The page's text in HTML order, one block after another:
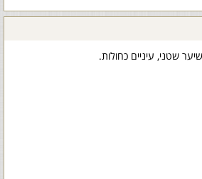
שטני, עיניים כחולות.